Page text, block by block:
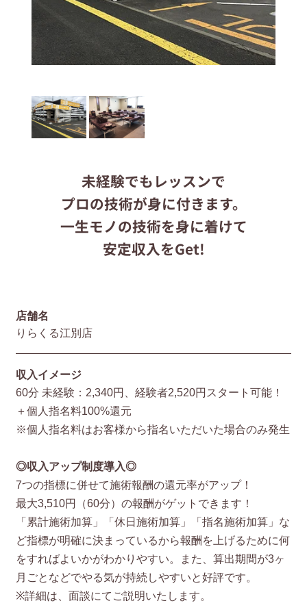
りらくるサイト
未経験でもレッスンで
プロの技術が身に付きます。
一生モノの技術を身に着けて
安定収入をGet!
店舗名
りらくる江別店
収入イメージ
60分 未経験：2,340円、経験者2,520円スタート可能！
＋個人指名料100%還元
※個人指名料はお客様から指名いただいた場合のみ発生
◎収入アップ制度導入◎
7つの指標に併せて施術報酬の還元率がアップ！
最大3,510円（60分）の報酬がゲットできます！
「累計施術加算」「休日施術加算」「指名施術加算」な
ど指標が明確に決まっているから報酬を上げるために何
をすればよいかがわかりやすい。また、算出期間が3ヶ
月ごとなどでやる気が持続しやすいと好評です。
※詳細は、面談にてご説明いたします。